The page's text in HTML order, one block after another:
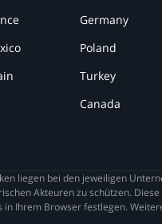
Germany
Poland
Turkey
Canada
liegen bei den jeweiligen
Akteuren zu schützen. Diese
in Ihrem Browser festlegen.